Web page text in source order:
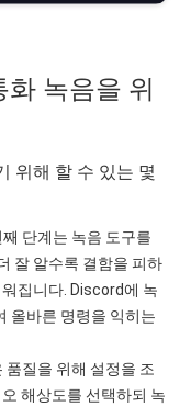
녹음을 위
위해 할 수 있는 몇
째 단계는 녹음 도구를
잘 알수록 결함을 피하
집니다. Discord에 녹
올바른 명령을 익히는
품질을 위해 설정을 조
해상도를 선택하되 녹